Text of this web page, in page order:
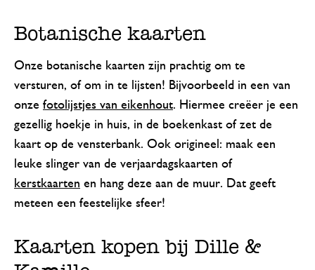
Botanische kaarten
Onze botanische kaarten zijn prachtig om te
versturen, of om in te lijsten! Bijvoorbeeld in een van
onze fotolijstjes van eikenhout. Hiermee creëer je een
gezellig hoekje in huis, in de boekenkast of zet de
kaart op de vensterbank. Ook origineel: maak een
leuke slinger van de verjaardagskaarten of
kerstkaarten en hang deze aan de muur. Dat geeft
meteen een feestelijke sfeer!
Kaarten kopen bij Dille &